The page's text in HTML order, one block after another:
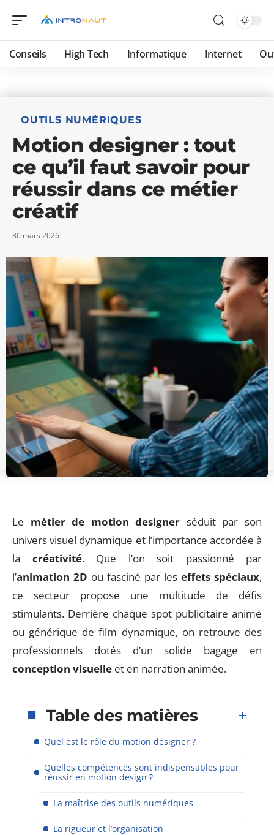
Conseils High Tech Informatique Internet
OUTILS NUMÉRIQUES
Motion designer : tout
ce qu’il faut savoir pour
réussir dans ce métier
créatif
30 mars 2026
Le métier de motion designer séduit par son
univers visuel dynamique et l’importance accordée à
la créativité. Que l’on soit passionné par
l’animation 2D ou fasciné par les effets spéciaux,
ce secteur propose une multitude de défis
stimulants. Derrière chaque spot publicitaire animé
ou générique de film dynamique, on retrouve des
professionnels dotés d’un solide bagage en
conception visuelle et en narration animée.
Table des matières
Quel est le rôle du motion designer ?
Quelles compétences sont indispensables pour
réussir en motion design ?
La maîtrise des outils numériques
La rigueur et l’organisation